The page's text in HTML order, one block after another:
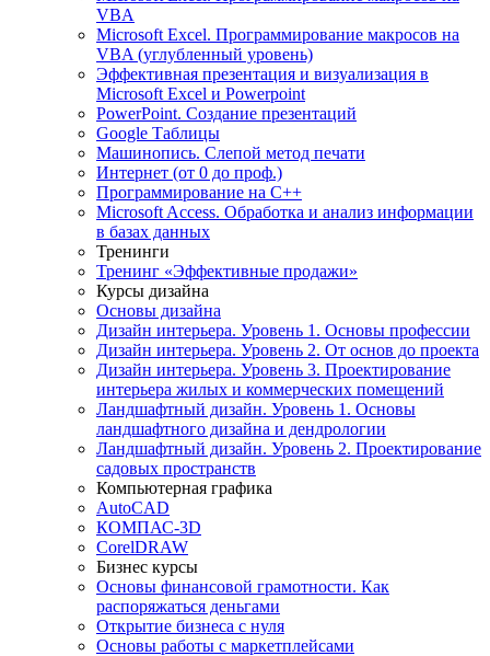
VBA
Microsoft Excel. Программирование макросов на
VBA (углубленный уровень)
Эффективная презентация и визуализация в
Microsoft Excel и Powerpoint
PowerPoint. Создание презентаций
Google Таблицы
Машинопись. Слепой метод печати
Интернет (от 0 до проф.)
Программирование на C++
Microsoft Access. Обработка и анализ информации
в базах данных
Тренинги
Тренинг «Эффективные продажи»
Курсы дизайна
Основы дизайна
Дизайн интерьера. Уровень 1. Основы профессии
Дизайн интерьера. Уровень 2. От основ до проекта
Дизайн интерьера. Уровень 3. Проектирование
интерьера жилых и коммерческих помещений
Ландшафтный дизайн. Уровень 1. Основы
ландшафтного дизайна и дендрологии
Ландшафтный дизайн. Уровень 2. Проектирование
садовых пространств
Компьютерная графика
AutoCAD
КОМПАС-3D
CorelDRAW
Бизнес курсы
Основы финансовой грамотности. Как
распоряжаться деньгами
Открытие бизнеса с нуля
Основы работы с маркетплейсами